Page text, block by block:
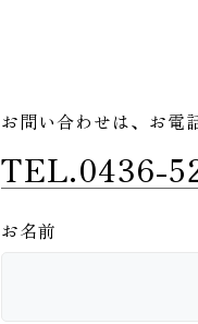
お問い合わせは、 お電
TEL.0436-
お名前